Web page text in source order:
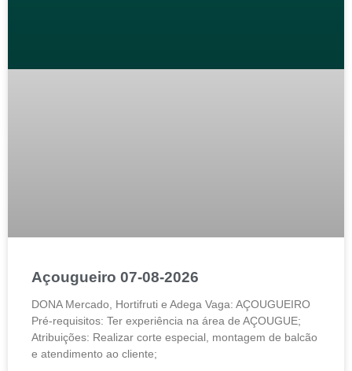
Açougueiro 07-08-2026
DONA Mercado, Hortifruti e Adega Vaga: AÇOUGUEIRO
Pré-requisitos: Ter experiência na área de AÇOUGUE;
Atribuições: Realizar corte especial, montagem de balcão
e atendimento ao cliente;